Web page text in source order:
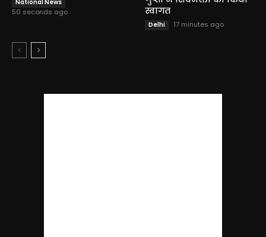
National News
50 seconds ago
स्वागत
Delhi 17 minutes ago